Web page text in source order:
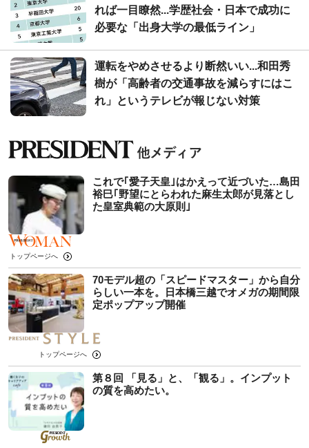
れば一目瞭然...学歴社会・日本で成功に
必要な「出身大学の最低ライン」
運転をやめさせるより断然いい...和田秀
樹が「高齢者の交通事故を減らすにはこ
れ」というテレビが報じない対策
これで｢愛子天皇｣はかえって近づいた…島田
裕巳｢野望にとらわれた麻生太郎が見落とし
た皇室典範の大原則｣
トップページへ
70モデル超の「スピードマスター」から自分
らしい一本を。日本橋三越でオメガの期間限
定ポップアップ開催
トップページへ
第８回 「見る」と、「観る」。インプット
の質を高めたい。